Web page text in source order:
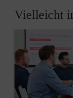
Vielleicht